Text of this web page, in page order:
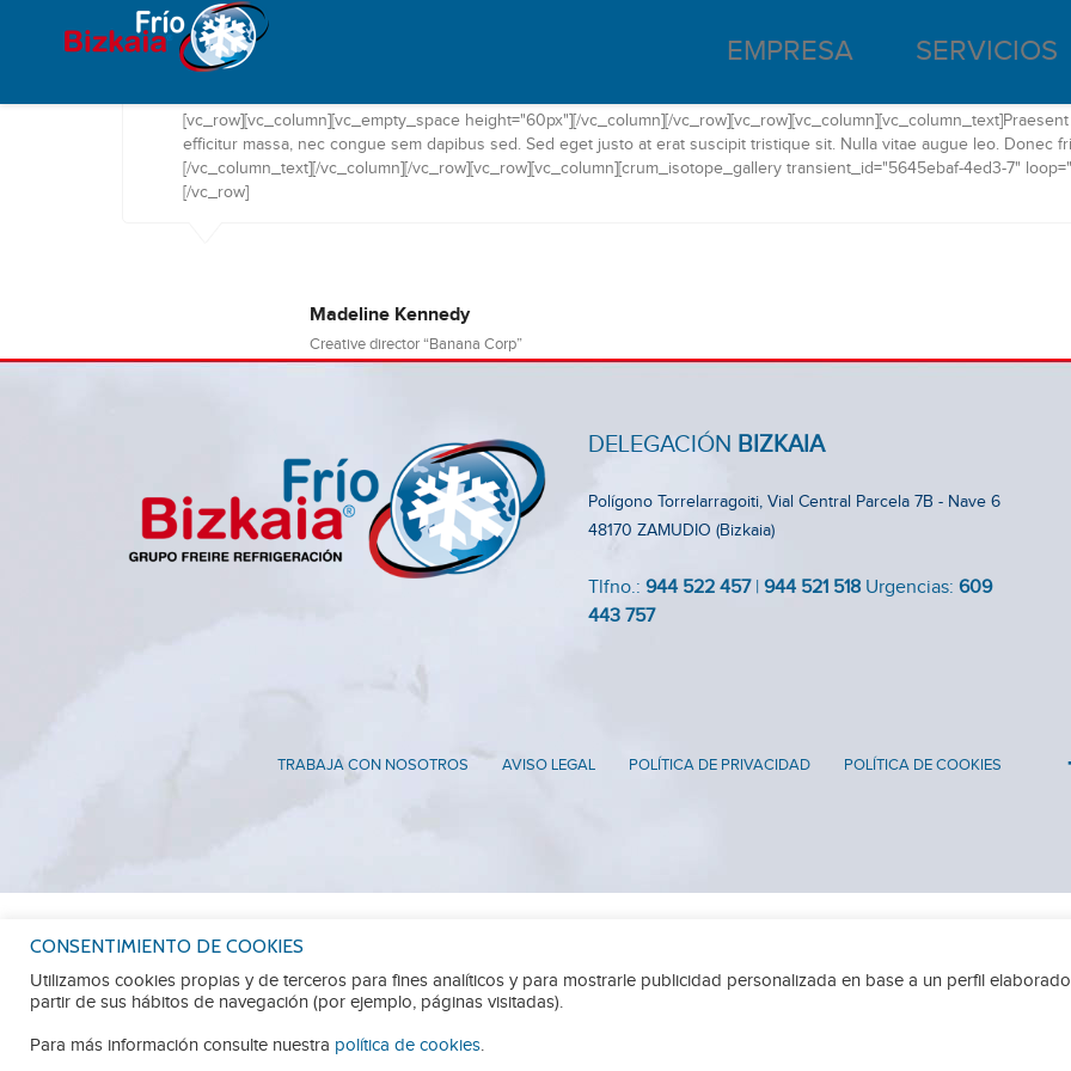
EMPRESA SERVICIOS
[vc_row][vc_column][vc_empty_space height="60px"][/vc_column][/
efficitur massa, nec congue sem dapibus sed. Sed eget justo at erat suscipit tristique sit. Nulla vitae augue leo. Donec
[/vc_column_text][/vc_column][/vc_row][vc_row][vc_column][crum_isotope_gallery transient_id="5645ebaf-4ed3-7"
[/vc_row]
Madeline Kennedy
Creative director “Banana Corp”
DELEGACIÓN BIZKAIA
Polígono Torrelarragoiti, Vial Central Parcela 7B - Nave 6
48170 ZAMUDIO (Bizkaia)
Tlfno.: 944 522 457 | 944 521 518 Urgencias: 609
443 757
TRABAJA CON NOSOTROS AVISO LEGAL POLÍTICA DE PRIVACIDAD POLÍTICA DE COOKIES
CONSENTIMIENTO DE COOKIES
Utilizamos cookies propias y de terceros para fines analíticos y para mostrarle publicidad personalizada en base a un perfil
partir de sus hábitos de navegación (por ejemplo, páginas visitadas).
Para más información consulte nuestra política de cookies.